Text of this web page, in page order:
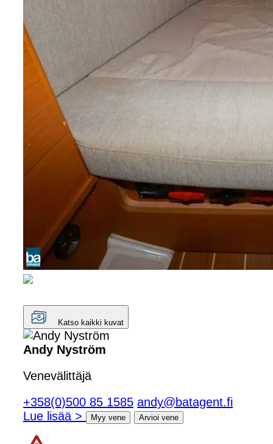
Katso kaikki kuvat
Andy Nyström
Venevälittäjä
+358(0)500 85 1585 andy@batagent.fi
Lue lisää >
Myy vene Arvioi vene